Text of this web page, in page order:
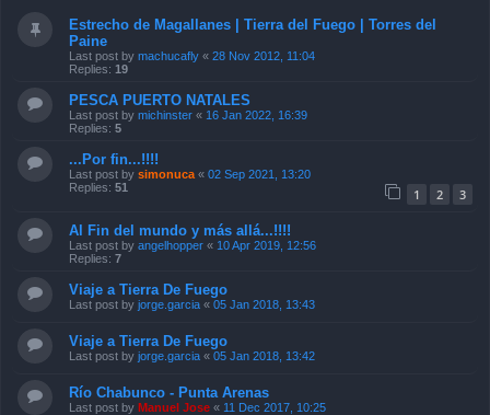
Estrecho de Magallanes | Tierra del Fuego | Torres del
Paine
Last post by machucafly « 28 Nov 2012, 11:04
Replies: 19
PESCA PUERTO NATALES
Last post by michinster « 16 Jan 2022, 16:39
Replies: 5
...Por fin...!!!!
Last post by simonuca « 02 Sep 2021, 13:20
Replies: 51 1 2 3
Al Fin del mundo y más allá...!!!!
Last post by angelhopper « 10 Apr 2019, 12:56
Replies: 7
Viaje a Tierra De Fuego
Last post by jorge.garcia « 05 Jan 2018, 13:43
Viaje a Tierra De Fuego
Last post by jorge.garcia « 05 Jan 2018, 13:42
Río Chabunco - Punta Arenas
Last post by Manuel Jose « 11 Dec 2017, 10:25